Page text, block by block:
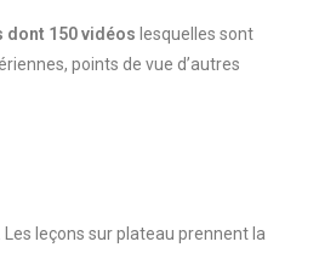
dont 150 vidéos lesquelles sont
points de vue d’autres
leçons sur plateau prennent la